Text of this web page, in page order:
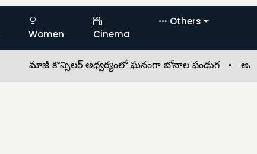
Women Cinema
Others
మాజీ కౌన్సిలర్ అధ్వర్యంలో ఘనంగా బోనాల పండుగ •అమర్‌నాథ్